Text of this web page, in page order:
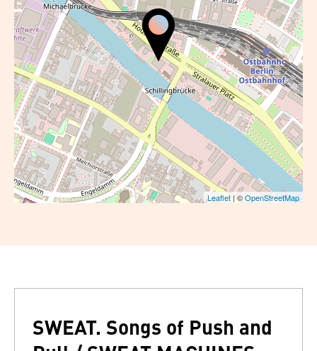
Leaflet| ©OpenStreetMap
SWEAT. Songs of Push and